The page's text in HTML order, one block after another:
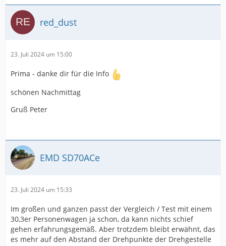
red_dust
23. Juli 2024 um 15:00
Prima - danke dir für die Info
schönen Nachmittag
Gruß Peter
EMD SD70ACe
23. Juli 2024 um 15:33
Im großen und ganzen passt der Vergleich / Test mit einem
30,3er Personenwagen ja schon, da kann nichts schief
gehen erfahrungsgemäß. Aber trotzdem bleibt erwähnt, das
es mehr auf den Abstand der Drehpunkte der Drehgestelle